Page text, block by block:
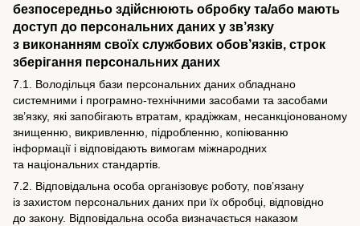
безпосередньо здійснюють обробку та/або мають
доступ до персональних даних у зв’язку
з виконанням своїх службових обов’язків, строк
зберігання персональних даних
7.1. Володільця бази персональних даних обладнано
системними і програмно-технічними засобами та засобами
зв’язку, які запобігають втратам, крадіжкам, несанкціонованому
знищенню, викривленню, підробленню, копіюванню
інформації і відповідають вимогам міжнародних
та національних стандартів.
7.2. Відповідальна особа організовує роботу, пов’язану
із захистом персональних даних при їх обробці, відповідно
до закону. Відповідальна особа визначається наказом